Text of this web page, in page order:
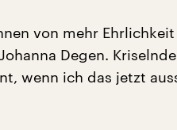
von mehr
Degen.
wenn ich das jetzt